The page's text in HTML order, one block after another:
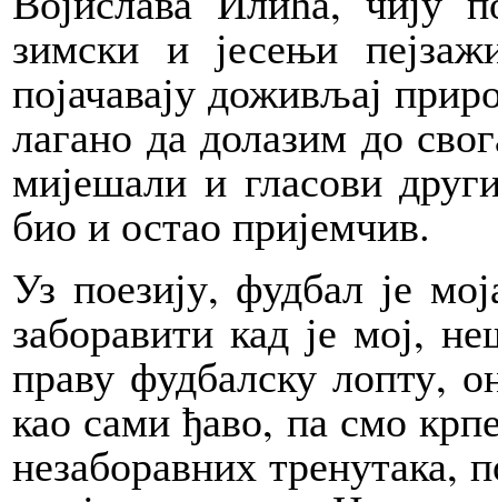
зимски и јесењи
појачавају доживљај
лагано да долазим до
мијешали и гласови
био и остао пријемчив.
Уз поезију, фудбал је
заборавити кад је мој,
праву фудбалску лопту,
као сами ђаво, па смо
незаборавних тренутака,